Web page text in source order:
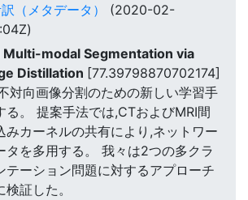
（メタデータ）
(2020-02-
Multi-modal Segmentation via
Distillation [77.39798870702174]
対向画像分割のための新しい学習手
る。 提案手法では,CTおよびMRI間
みカーネルの共有により,ネットワー
タを多用する。 我々は2つの多クラ
テーション問題に対するアプローチ
証した。